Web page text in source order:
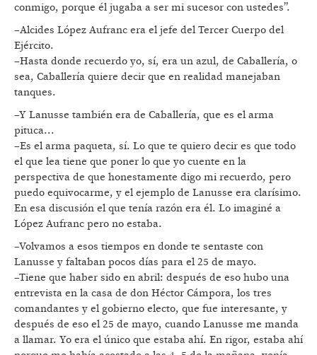
conmigo, porque él jugaba a ser mi sucesor con ustedes”.
–Alcides López Aufranc era el jefe del Tercer Cuerpo del
Ejército.
–Hasta donde recuerdo yo, sí, era un azul, de Caballería, o
sea, Caballería quiere decir que en realidad manejaban
tanques.
–Y Lanusse también era de Caballería, que es el arma
pituca...
–Es el arma paqueta, sí. Lo que te quiero decir es que todo
el que lea tiene que poner lo que yo cuente en la
perspectiva de que honestamente digo mi recuerdo, pero
puedo equivocarme, y el ejemplo de Lanusse era clarísimo.
En esa discusión el que tenía razón era él. Lo imaginé a
López Aufranc pero no estaba.
–Volvamos a esos tiempos en donde te sentaste con
Lanusse y faltaban pocos días para el 25 de mayo.
–Tiene que haber sido en abril: después de eso hubo una
entrevista en la casa de don Héctor Cámpora, los tres
comandantes y el gobierno electo, que fue interesante, y
después de eso el 25 de mayo, cuando Lanusse me manda
a llamar. Yo era el único que estaba ahí. En rigor, estaba ahí